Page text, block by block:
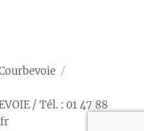
/ Tél. : 01 47 88